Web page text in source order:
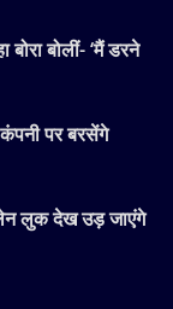
बोलीं- ‘मैं डरने
पर बरसेंगे
लुक देख उड़ जाएंगे